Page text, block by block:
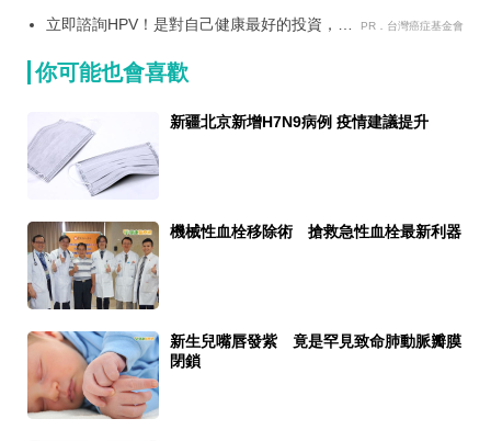
立即諮詢HPV！是對自己健康最好的投資，把
PR．台灣癌症基金會
你可能也會喜歡
新疆北京新增H7N9病例 疫情建議提升
機械性血栓移除術 搶救急性血栓最新利器
新生兒嘴唇發紫 竟是罕見致命肺動脈瓣膜
閉鎖